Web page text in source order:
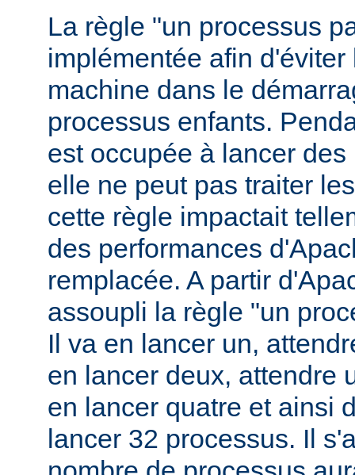
La règle "un processus
implémentée afin
machine dans le
processus enfants.
est occupée à lancer
elle ne peut pas traiter
cette règle impactait
des performances
remplacée. A partir
assoupli la règle "un
Il va en lancer un,
en lancer deux, attendre
en lancer quatre et ainsi
lancer 32 processus. Il